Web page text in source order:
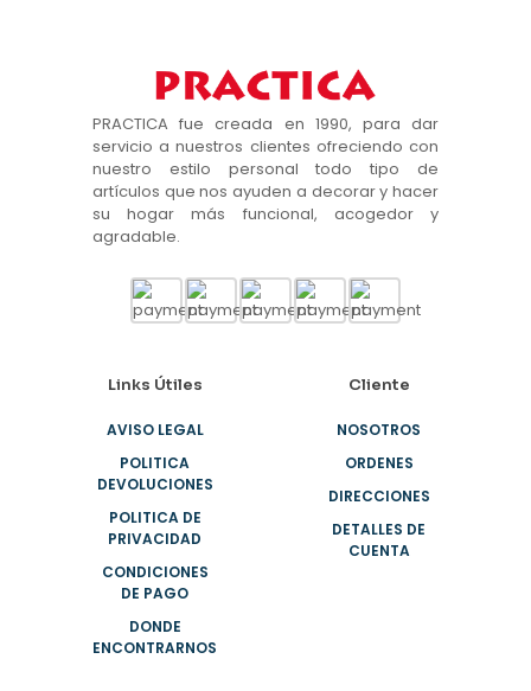
PRACTICA fue creada en 1990, para dar
servicio a nuestros clientes ofreciendo con
nuestro estilo personal todo tipo de
artículos que nos ayuden a decorar y hacer
su hogar más funcional, acogedor y
agradable.
Links Útiles
AVISO LEGAL
POLITICA
DEVOLUCIONES
POLITICA DE
PRIVACIDAD
CONDICIONES
DE PAGO
DONDE
ENCONTRARNOS
Cliente
NOSOTROS
ORDENES
DIRECCIONES
DETALLES DE
CUENTA